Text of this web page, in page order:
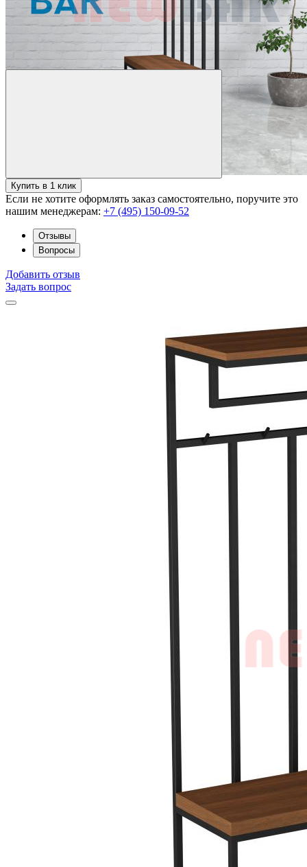
Купить в 1 клик
Если не хотите оформлять заказ самостоятельно, поручите это
нашим менеджерам: +7 (495) 150-09-52
Отзывы
Вопросы
Добавить отзыв
Задать вопрос